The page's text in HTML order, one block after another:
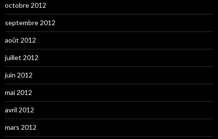
octobre 2012
septembre 2012
août 2012
juillet 2012
juin 2012
mai 2012
avril 2012
mars 2012